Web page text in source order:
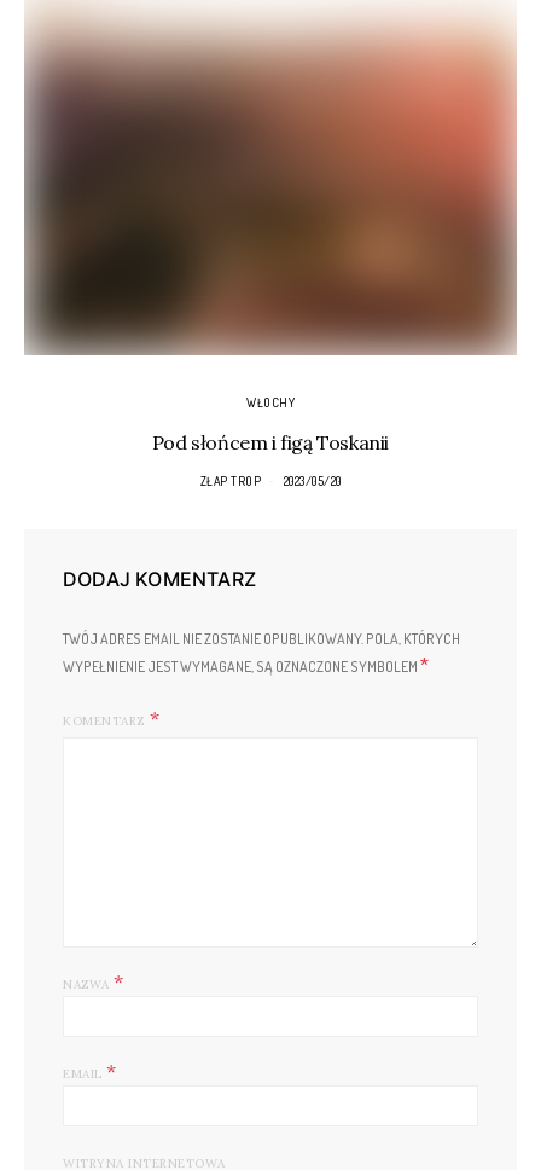
WŁOCHY
Pod słońcem i figą Toskanii
ZŁAP TROP 2023/05/20
DODAJ KOMENTARZ
TWÓJ ADRES EMAIL NIE ZOSTANIE OPUBLIKOWANY. POLA, KTÓRYCH
WYPEŁNIENIE JEST WYMAGANE, SĄ OZNACZONE SYMBOLEM *
KOMENTARZ
NAZWA *
EMAIL *
WITRYNA INTERNETOWA